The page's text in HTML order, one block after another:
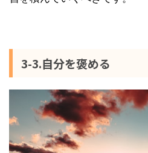
3-3.自分を褒める